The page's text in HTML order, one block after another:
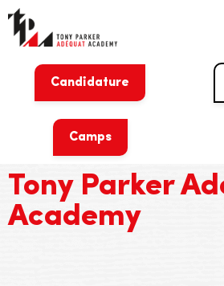
Candidature
Camps
Tony Parker
Academy